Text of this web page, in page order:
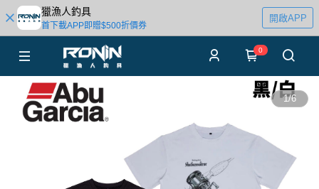
獵漁人釣具
首下載APP即贈$500折價券
開啟APP
0
1/6